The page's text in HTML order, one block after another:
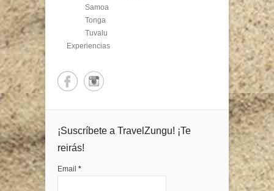
Samoa
Tonga
Tuvalu
Experiencias
¡Suscríbete a TravelZungu! ¡Te
reirás!
Email *